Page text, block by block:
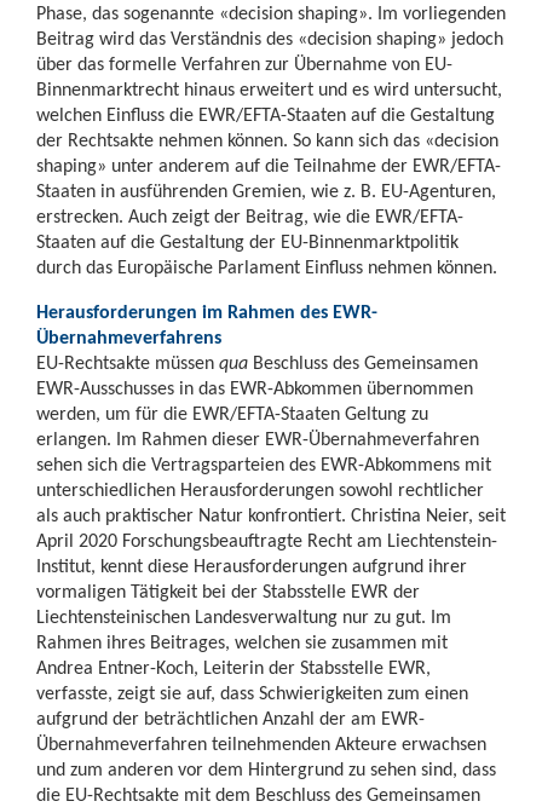
Phase, das sogenannte «decision shaping». Im vorliegenden
Beitrag wird das Verständnis des «decision shaping» jedoch
über das formelle Verfahren zur Übernahme von EU-
Binnenmarktrecht hinaus erweitert und es wird untersucht,
welchen Einfluss die EWR/EFTA-Staaten auf die Gestaltung
der Rechtsakte nehmen können. So kann sich das «decision
shaping» unter anderem auf die Teilnahme der EWR/EFTA-
Staaten in ausführenden Gremien, wie z. B. EU-Agenturen,
erstrecken. Auch zeigt der Beitrag, wie die EWR/EFTA-
Staaten auf die Gestaltung der EU-Binnenmarktpolitik
durch das Europäische Parlament Einfluss nehmen können.
Herausforderungen im Rahmen des EWR-
Übernahmeverfahrens
EU-Rechtsakte müssen qua Beschluss des Gemeinsamen
EWR-Ausschusses in das EWR-Abkommen übernommen
werden, um für die EWR/EFTA-Staaten Geltung zu
erlangen. Im Rahmen dieser EWR-Übernahmeverfahren
sehen sich die Vertragsparteien des EWR-Abkommens mit
unterschiedlichen Herausforderungen sowohl rechtlicher
als auch praktischer Natur konfrontiert. Christina Neier, seit
April 2020 Forschungsbeauftragte Recht am Liechtenstein-
Institut, kennt diese Herausforderungen aufgrund ihrer
vormaligen Tätigkeit bei der Stabsstelle EWR der
Liechtensteinischen Landesverwaltung nur zu gut. Im
Rahmen ihres Beitrages, welchen sie zusammen mit
Andrea Entner-Koch, Leiterin der Stabsstelle EWR,
verfasste, zeigt sie auf, dass Schwierigkeiten zum einen
aufgrund der beträchtlichen Anzahl der am EWR-
Übernahmeverfahren teilnehmenden Akteure erwachsen
und zum anderen vor dem Hintergrund zu sehen sind, dass
die EU-Rechtsakte mit dem Beschluss des Gemeinsamen